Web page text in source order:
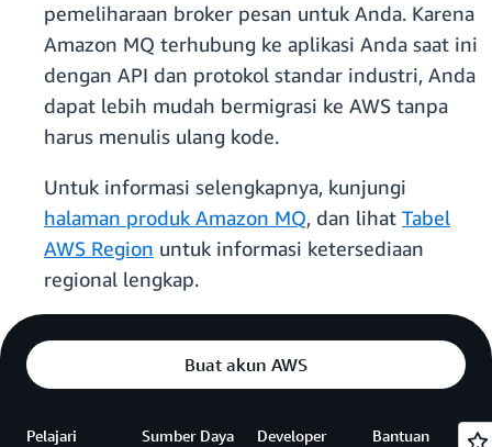
pemeliharaan broker pesan untuk Anda. Karena
Amazon MQ terhubung ke aplikasi Anda saat ini
dengan API dan protokol standar industri, Anda
dapat lebih mudah bermigrasi ke AWS tanpa
harus menulis ulang kode.
Untuk informasi selengkapnya, kunjungi
halaman produk Amazon MQ, dan lihat Tabel
AWS Region untuk informasi ketersediaan
regional lengkap.
Buat akun AWS
Pelajari Sumber Daya Developer Bantuan